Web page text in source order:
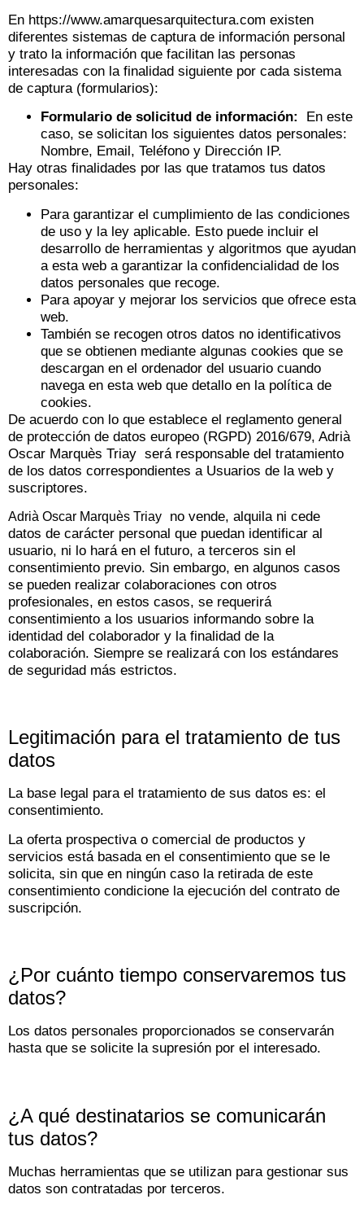
En https://www.amarquesarquitectura.com existen
diferentes sistemas de captura de información personal
y trato la información que facilitan las personas
interesadas con la finalidad siguiente por cada sistema
de captura (formularios):
Formulario de solicitud de información:
En este
caso, se solicitan los siguientes datos personales:
Nombre, Email, Teléfono y Dirección IP.
Hay otras finalidades por las que tratamos tus datos
personales:
Para garantizar el cumplimiento de las condiciones
de uso y la ley aplicable. Esto puede incluir el
desarrollo de herramientas y algoritmos que ayudan
a esta web a garantizar la confidencialidad de los
datos personales que recoge.
Para apoyar y mejorar los servicios que ofrece esta
web.
También se recogen otros datos no identificativos
que se obtienen mediante algunas cookies que se
descargan en el ordenador del usuario cuando
navega en esta web que detallo en la política de
cookies.
De acuerdo con lo que establece el reglamento general
de protección de datos europeo (RGPD) 2016/679, Adrià
Oscar Marquès Triay será responsable del tratamiento
de los datos correspondientes a Usuarios de la web y
suscriptores.
Adrià Oscar Marquès Triay no vende, alquila ni cede
datos de carácter personal que puedan identificar al
usuario, ni lo hará en el futuro, a terceros sin el
consentimiento previo. Sin embargo, en algunos casos
se pueden realizar colaboraciones con otros
profesionales, en estos casos, se requerirá
consentimiento a los usuarios informando sobre la
identidad del colaborador y la finalidad de la
colaboración. Siempre se realizará con los estándares
de seguridad más estrictos.
Legitimación para el tratamiento de tus
datos
La base legal para el tratamiento de sus datos es: el
consentimiento.
La oferta prospectiva o comercial de productos y
servicios está basada en el consentimiento que se le
solicita, sin que en ningún caso la retirada de este
consentimiento condicione la ejecución del contrato de
suscripción.
¿Por cuánto tiempo conservaremos tus
datos?
Los datos personales proporcionados se conservarán
hasta que se solicite la supresión por el interesado.
¿A qué destinatarios se comunicarán
tus datos?
Muchas herramientas que se utilizan para gestionar sus
datos son contratadas por terceros.